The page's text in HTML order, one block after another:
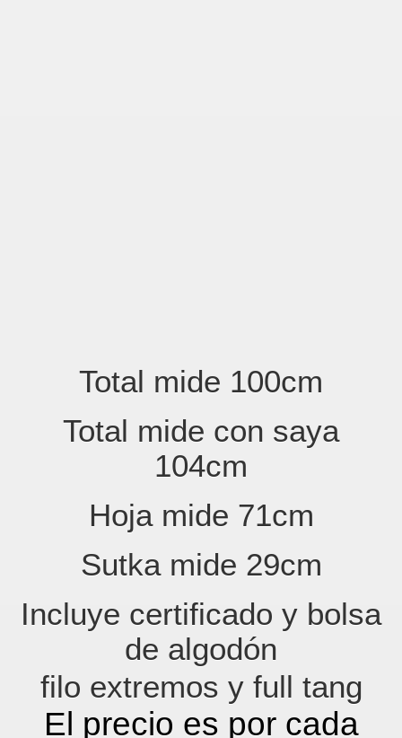
Total mide 100cm
Total mide con saya
104cm
Hoja mide 71cm
Sutka mide 29cm
Incluye certificado y bolsa
de algodón
filo extremos y full tang
El precio es por cada